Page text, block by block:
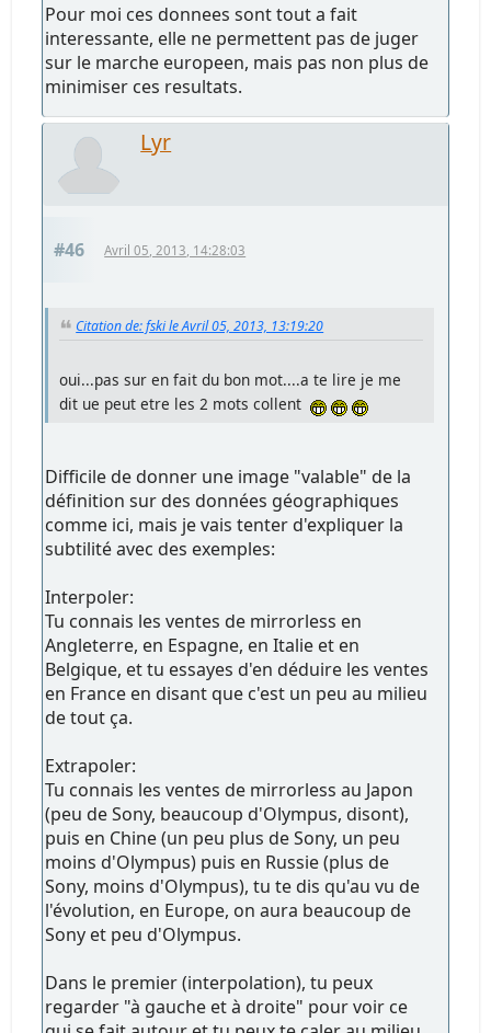
Pour moi ces donnees sont tout a fait
interessante, elle ne permettent pas de juger
sur le marche europeen, mais pas non plus de
minimiser ces resultats.
Lyr
#46 Avril 05, 2013, 14:28:03
Citation de: fski le Avril 05, 2013, 13:19:20
oui...pas sur en fait du bon mot....a te lire je me
dit ue peut etre les 2 mots collent
Difficile de donner une image "valable" de la
définition sur des données géographiques
comme ici, mais je vais tenter d'expliquer la
subtilité avec des exemples:
Interpoler:
Tu connais les ventes de mirrorless en
Angleterre, en Espagne, en Italie et en
Belgique, et tu essayes d'en déduire les ventes
en France en disant que c'est un peu au milieu
de tout ça.
Extrapoler:
Tu connais les ventes de mirrorless au Japon
(peu de Sony, beaucoup d'Olympus, disont),
puis en Chine (un peu plus de Sony, un peu
moins d'Olympus) puis en Russie (plus de
Sony, moins d'Olympus), tu te dis qu'au vu de
l'évolution, en Europe, on aura beaucoup de
Sony et peu d'Olympus.
Dans le premier (interpolation), tu peux
regarder "à gauche et à droite" pour voir ce